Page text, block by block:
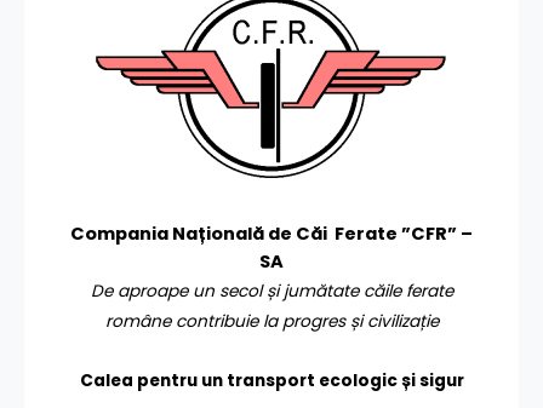
Compania Națională de Căi Ferate ”CFR” –
SA
De aproape un secol și jumătate căile ferate
române contribuie la progres și civilizație
Calea pentru un transport ecologic și sigur